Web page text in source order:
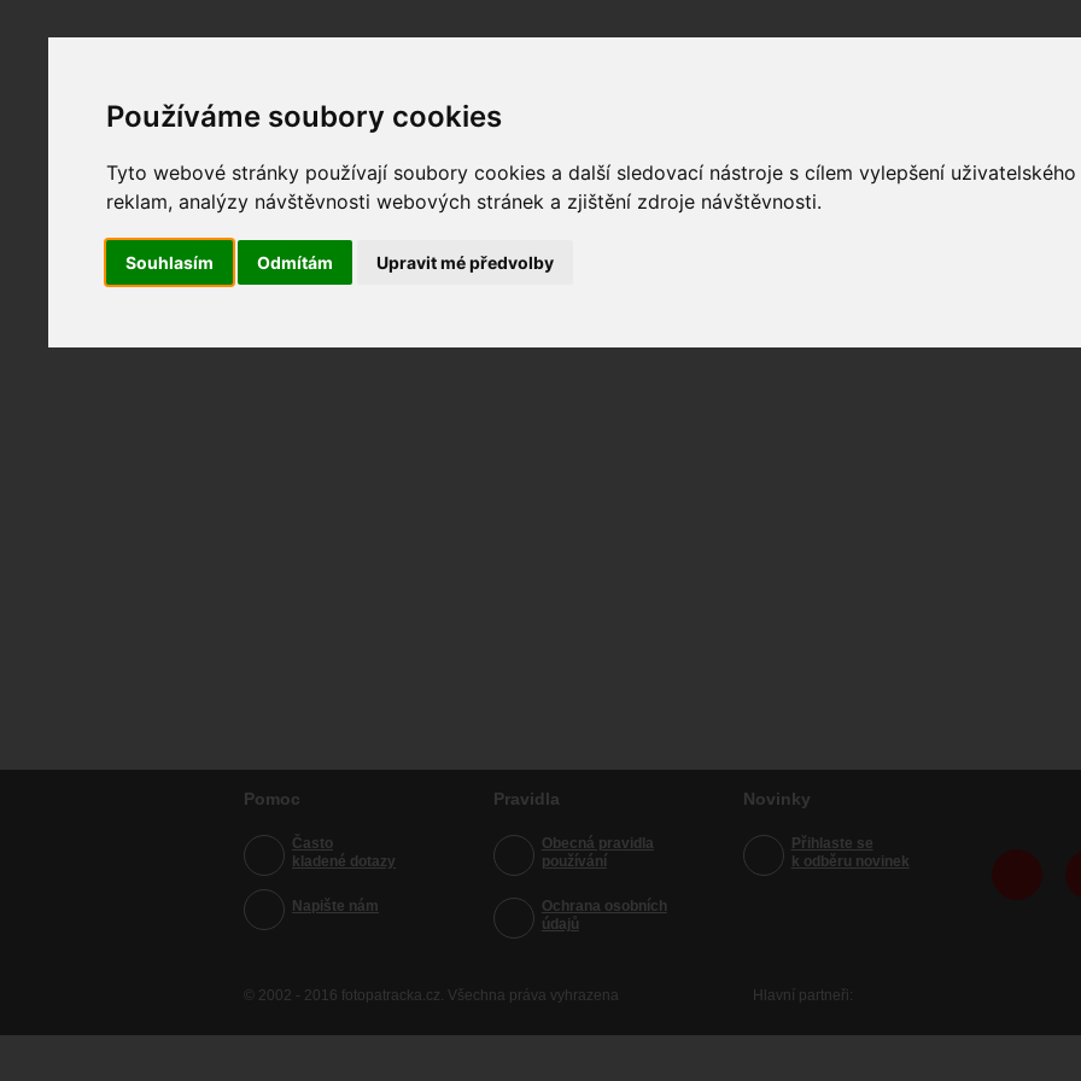
Používáme soubory cookies
Tyto webové stránky používají soubory cookies a další sledovací nástroje s cílem vylepšení
reklam, analýzy návštěvnosti webových stránek a zjištění zdroje návštěvnosti.
Souhlasím Odmítám Upravit mé předvolby
Fotopátračka.cz
PRO účet
Pomoc
Často
kladené dotazy
Napište nám
Pravidla
Obecná pravidla
používání
Ochrana osobních
údajů
Novinky
Přihlaste se
k odběru novinek
© 2002 - 2016 fotopatracka.cz. Všechna práva vyhrazena Hlavní partneři: